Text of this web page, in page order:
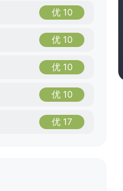
优 10
优 10
优 10
优 10
优 17